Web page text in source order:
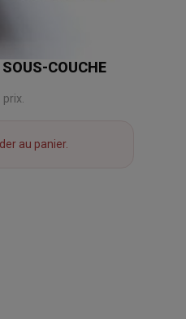
COUCHE
au panier.